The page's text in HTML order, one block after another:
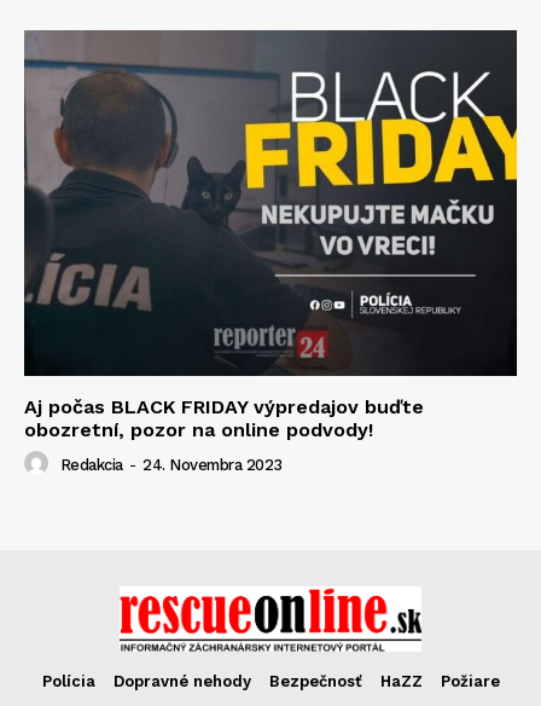
Aj počas BLACK FRIDAY výpredajov buďte
obozretní, pozor na online podvody!
Redakcia - 24. Novembra 2023
Polícia Dopravné nehody Bezpečnosť HaZZ Požiare